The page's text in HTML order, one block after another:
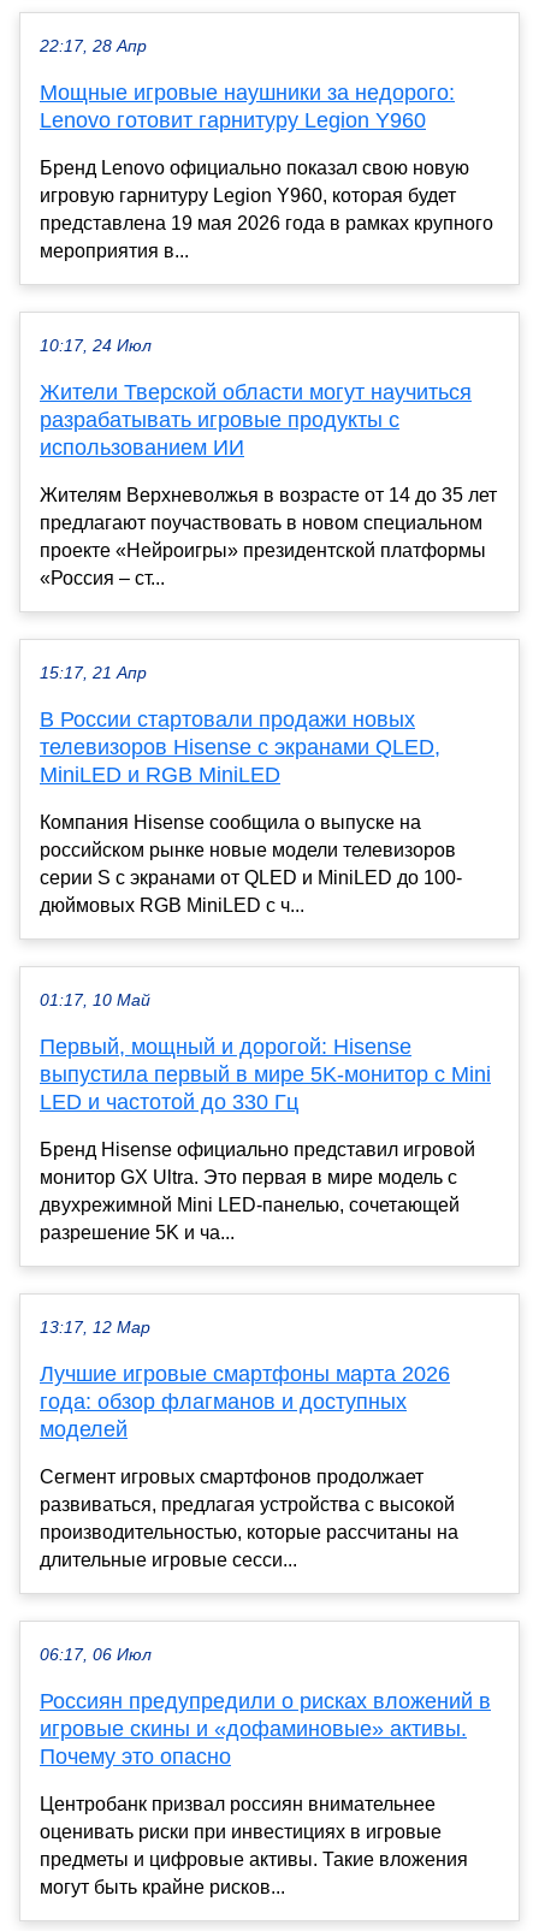
22:17, 28 Апр
Мощные игровые наушники за недорого:
Lenovo готовит гарнитуру Legion Y960
Бренд Lenovo официально показал свою новую
игровую гарнитуру Legion Y960, которая будет
представлена 19 мая 2026 года в рамках крупного
мероприятия в...
10:17, 24 Июл
Жители Тверской области могут научиться
разрабатывать игровые продукты с
использованием ИИ
Жителям Верхневолжья в возрасте от 14 до 35 лет
предлагают поучаствовать в новом специальном
проекте «Нейроигры» президентской платформы
«Россия – ст...
15:17, 21 Апр
В России стартовали продажи новых
телевизоров Hisense с экранами QLED,
MiniLED и RGB MiniLED
Компания Hisense сообщила о выпуске на
российском рынке новые модели телевизоров
серии S с экранами от QLED и MiniLED до 100-
дюймовых RGB MiniLED с ч...
01:17, 10 Май
Первый, мощный и дорогой: Hisense
выпустила первый в мире 5K-монитор с Mini
LED и частотой до 330 Гц
Бренд Hisense официально представил игровой
монитор GX Ultra. Это первая в мире модель с
двухрежимной Mini LED-панелью, сочетающей
разрешение 5K и ча...
13:17, 12 Мар
Лучшие игровые смартфоны марта 2026
года: обзор флагманов и доступных
моделей
Сегмент игровых смартфонов продолжает
развиваться, предлагая устройства с высокой
производительностью, которые рассчитаны на
длительные игровые сесси...
06:17, 06 Июл
Россиян предупредили о рисках вложений в
игровые скины и «дофаминовые» активы.
Почему это опасно
Центробанк призвал россиян внимательнее
оценивать риски при инвестициях в игровые
предметы и цифровые активы. Такие вложения
могут быть крайне рисков...